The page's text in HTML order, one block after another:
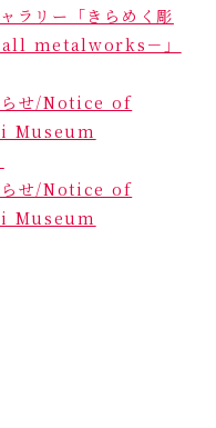
ラリー「きらめく彫
metalworks－」
らせ/Notice of
Museum
らせ/Notice of
Museum